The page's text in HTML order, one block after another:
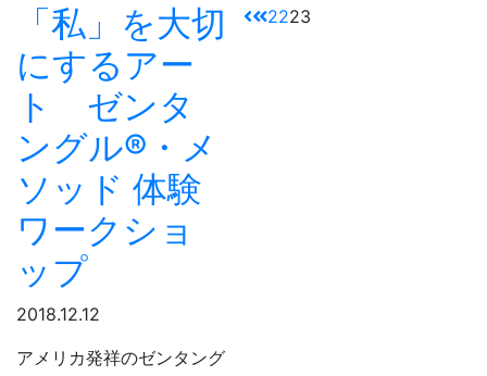
「私」を大切
にするアー
ト ゼンタ
ングル®︎・メ
ソッド 体験
ワークショ
ップ
2018.12.12
アメリカ発祥のゼンタング
2223